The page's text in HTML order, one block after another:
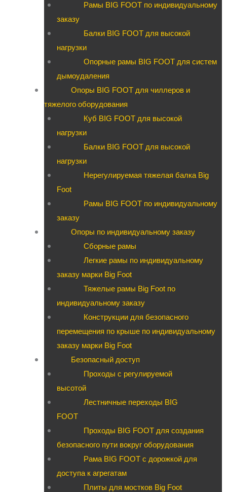
Рамы BIG FOOT по индивидуальному
заказу
Балки BIG FOOT для высокой
нагрузки
Опорные рамы BIG FOOT для систем
дымоудаления
Опоры BIG FOOT для чиллеров и
тяжелого оборудования
Куб BIG FOOT для высокой
нагрузки
Балки BIG FOOT для высокой
нагрузки
Нерегулируемая тяжелая балка Big
Foot
Рамы BIG FOOT по индивидуальному
заказу
Опоры по индивидуальному заказу
Сборные рамы
Легкие рамы по индивидуальному
заказу марки Big Foot
Тяжелые рамы Big Foot по
индивидуальному заказу
Конструкции для безопасного
перемещения по крыше по индивидуальному
заказу марки Big Foot
Безопасный доступ
Проходы с регулируемой
высотой
Лестничные переходы BIG
FOOT
Проходы BIG FOOT для создания
безопасного пути вокруг оборудования
Рама BIG FOOT с дорожкой для
доступа к агрегатам
Плиты для мостков Big Foot